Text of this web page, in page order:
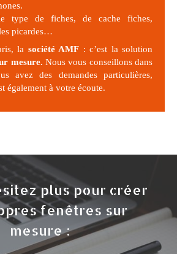
type de fiches, de cache fiches,
picardes…
la société AMF : c’est la solution
mesure. Nous vous conseillons dans
avez des demandes particulières,
également à votre écoute.
plus pour créer
fenêtres sur
mesure :